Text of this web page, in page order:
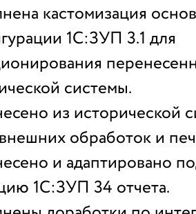
кастомизация
1С:ЗУП 3.1 для
системы.
из исторической
обработок и
и адаптировано
1С:ЗУП 34 отчета.